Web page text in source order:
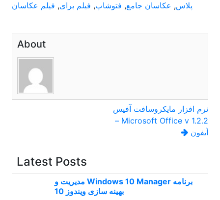
پلاس, عکاسان جامع, فتوشاپ, فیلم برای, فیلم عکاسان
About
راهبری
نوشته
نرم افزار مایکروسافت آفیس
Microsoft Office v 1.2.2 –
آیفون
Latest Posts
برنامه Windows 10 Manager مدیریت و
بهینه سازی ویندوز 10